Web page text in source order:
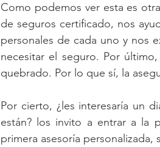
Como podemos ver esta es
de seguros certificado, nos
personales de cada uno y nos
necesitar el seguro. Por
quebrado. Por lo que sí, la
Por cierto, ¿les interesaría un
están? los invito a entrar a la
primera asesoría